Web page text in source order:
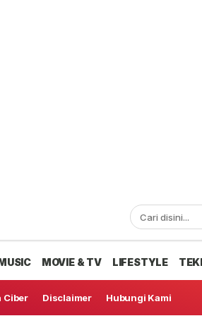
MOVIE & TV LIFESTYLE
Ciber Disclaimer Hubungi Kami